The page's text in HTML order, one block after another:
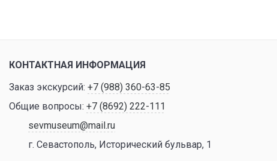
КОНТАКТНАЯ ИНФОРМАЦИЯ
Заказ экскурсий: +7 (988) 360-63-85
Общие вопросы: +7 (8692) 222-111
sevmuseum@mail.ru
г. Севастополь, Исторический бульвар, 1